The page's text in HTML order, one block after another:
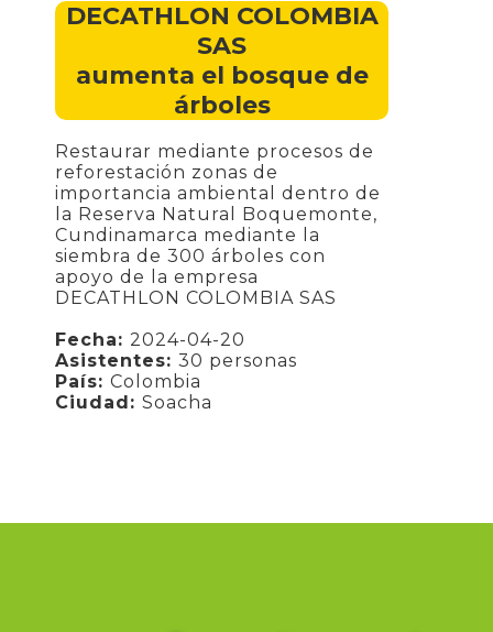
DECATHLON COLOMBIA
SAS
aumenta el bosque de
árboles
Restaurar mediante procesos de
reforestación zonas de
importancia ambiental dentro de
la Reserva Natural Boquemonte,
Cundinamarca mediante la
siembra de 300 árboles con
apoyo de la empresa
DECATHLON COLOMBIA SAS
Fecha:2024-04-20
Asistentes:30 personas
País:Colombia
Ciudad:Soacha